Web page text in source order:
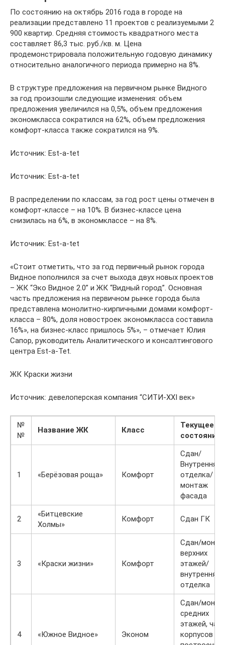
По состоянию на октябрь 2016 года в городе на
реализации представлено 11 проектов с реализуемыми 2
900 квартир. Средняя стоимость квадратного места
составляет 86,3 тыс. руб./кв. м. Цена
продемонстрировала положительную годовую динамику
относительно аналогичного периода примерно на 8%.
В структуре предложения на первичном рынке Видного
за год произошли следующие изменения: объем
предложения увеличился на 0,5%, объем предложения
экономкласса сократился на 62%, объем предложения
комфорт-класса также сократился на 9%.
Источник: Est-a-tet
Источник: Est-a-tet
В распределении по классам, за год рост цены отмечен в
комфорт-классе – на 10%. В бизнес-классе цена
снизилась на 6%, в экономклассе – на 8%.
Источник: Est-a-tet
«Стоит отметить, что за год первичный рынок города
Видное пополнился за счет выхода двух новых проектов
– ЖК “Эко Видное 2.0” и ЖК “Видный город”. Основная
часть предложения на первичном рынке города была
представлена монолитно-кирпичными домами комфорт-
класса – 80%, доля новостроек экономкласса составила
16%», на бизнес-класс пришлось 5%», – отмечает Юлия
Сапор, руководитель Аналитического и консалтингового
центра Est-a-Tet.
ЖК Краски жизни
Источник: девелоперская компания “СИТИ-XXI век»
№
№
Название ЖК Класс
Текущее
состояние
1 «Берёзовая роща» Комфорт
Сдан/
Внутренняя
отделка/
монтаж
фасада
2
«Битцевские
Холмы»
Комфорт Сдан ГК
3 «Краски жизни» Комфорт
Сдан/
верхних
этажей/
внутренняя
отделка
4 «Южное Видное» Эконом
Сдан/
средних
этажей,
корпусов